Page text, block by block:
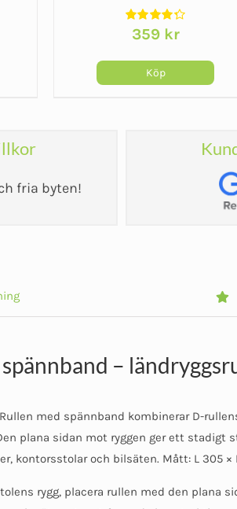
sittande
359 kr
Köp
fria byten!
–
Rullen med spännband kombinerar D-
plana sidan mot ryggen ger ett
kontorsstolar och bilsäten. Mått: L 305 ×
rygg, placera rullen med den plana